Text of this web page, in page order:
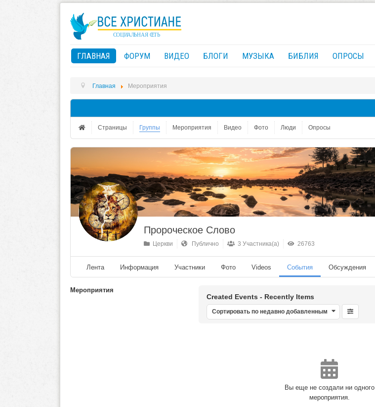
ГЛАВНАЯ ФОРУМ ВИДЕО БЛОГИ МУЗЫКА БИБЛИЯ ОПРОСЫ
Главная Мероприятия
Страницы Группы Мероприятия Видео Фото Люди Опросы
Пророческое Слово
Церкви Публично 3 Участника(а) 26763
Лента Информация Участники Фото Videos События Обсуждения
Мероприятия
Created Events - Recently Items
Сортировать по недавно добавленным
Вы еще не создали ни одного
мероприятия.